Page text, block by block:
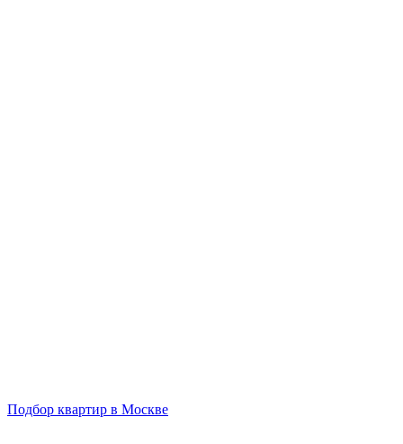
Подбор квартир в Москве